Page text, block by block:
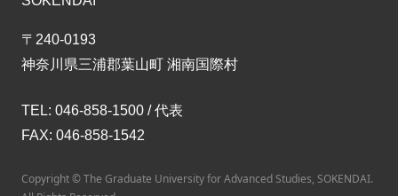
〒240-0193
神奈川県三浦郡葉山町 湘南国際村
TEL: 046-858-1500 / 代表
FAX: 046-858-1542
Copyright © The Graduate University for Advanced Studies, SOKENDAI.